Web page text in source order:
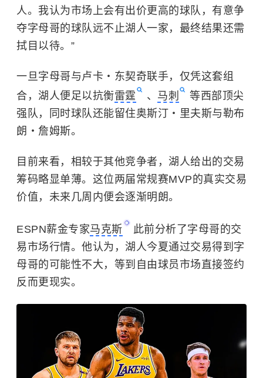
人。我认为市场上会有出价更高的球队，有意争
夺字母哥的球队远不止湖人一家，最终结果还需
拭目以待。”
一旦字母哥与卢卡・东契奇联手，仅凭这套组
合，湖人便足以抗衡雷霆 、 马刺
等西部顶尖
强队，同时球队还能留住奥斯汀・里夫斯与勒布
朗・詹姆斯。
目前来看，相较于其他竞争者，湖人给出的交易
筹码略显单薄。这位两届常规赛MVP的真实交易
价值，未来几周内便会逐渐明朗。
ESPN薪金专家马克斯
此前分析了字母哥的交
易市场行情。他认为，湖人今夏通过交易得到字
母哥的可能性不大，等到自由球员市场直接签约
反而更现实。